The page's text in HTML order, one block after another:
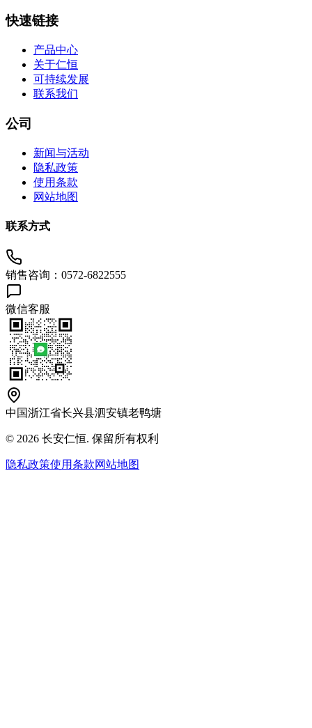
快速链接
产品中心
关于仁恒
可持续发展
联系我们
公司
新闻与活动
隐私政策
使用条款
网站地图
联系方式
销售咨询：0572-6822555
微信客服
中国浙江省长兴县泗安镇老鸭塘
© 2026 长安仁恒. 保留所有权利
隐私政策使用条款网站地图